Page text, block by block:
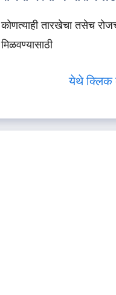
कोणत्याही तारखेचा तसेच
मिळवण्यासाठी
येथे क्लिक